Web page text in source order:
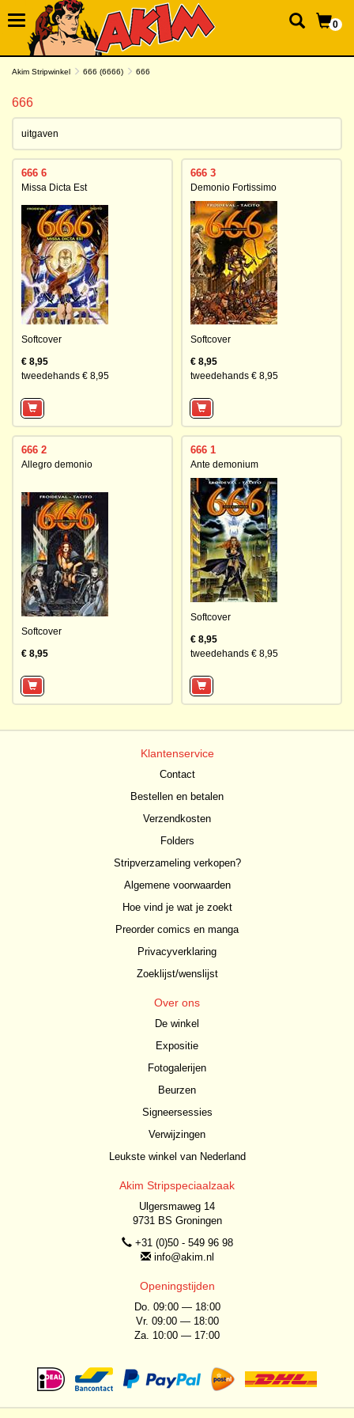
0
Akim Stripwinkel 666 (6666) 666
666
uitgaven
666 6
Missa Dicta Est
Softcover
€ 8,95
tweedehands € 8,95
666 3
Demonio Fortissimo
Softcover
€ 8,95
tweedehands € 8,95
666 2
Allegro demonio
Softcover
€ 8,95
666 1
Ante demonium
Softcover
€ 8,95
tweedehands € 8,95
Klantenservice
Contact
Bestellen en betalen
Verzendkosten
Folders
Stripverzameling verkopen?
Algemene voorwaarden
Hoe vind je wat je zoekt
Preorder comics en manga
Privacyverklaring
Zoeklijst/wenslijst
Over ons
De winkel
Expositie
Fotogalerijen
Beurzen
Signeersessies
Verwijzingen
Leukste winkel van Nederland
Akim Stripspeciaalzaak
Ulgersmaweg 14
9731 BS Groningen
+31 (0)50 - 549 96 98
info@akim.nl
Openingstijden
Do. 09:00 — 18:00
Vr. 09:00 — 18:00
Za. 10:00 — 17:00